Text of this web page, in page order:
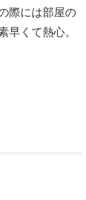
際には部屋の
早くて熱心。